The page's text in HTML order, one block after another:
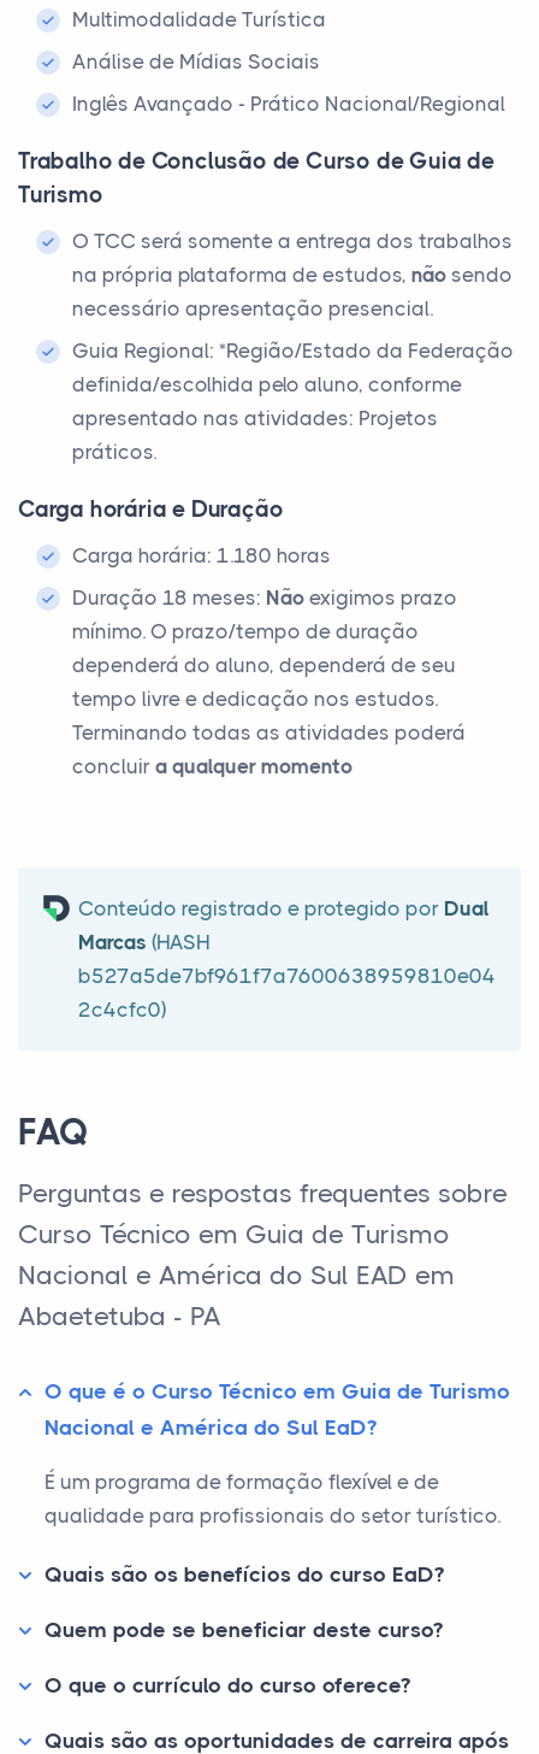
Multimodalidade Turística
Análise de Mídias Sociais
Inglês Avançado - Prático Nacional/Regional
Trabalho de Conclusão de Curso de Guia de
Turismo
O TCC será somente a entrega dos trabalhos
na própria plataforma de estudos, não sendo
necessário apresentação presencial.
Guia Regional: *Região/Estado da Federação
definida/escolhida pelo aluno, conforme
apresentado nas atividades: Projetos
práticos.
Carga horária e Duração
Carga horária: 1.180 horas
Duração 18 meses: Não exigimos prazo
mínimo. O prazo/tempo de duração
dependerá do aluno, dependerá de seu
tempo livre e dedicação nos estudos.
Terminando todas as atividades poderá
concluir a qualquer momento
Conteúdo registrado e protegido por Dual
Marcas (HASH
b527a5de7bf961f7a7600638959810e04
2c4cfc0)
FAQ
Perguntas e respostas frequentes sobre
Curso Técnico em Guia de Turismo
Nacional e América do Sul EAD em
Abaetetuba - PA
O que é o Curso Técnico em Guia de Turismo
Nacional e América do Sul EaD?
É um programa de formação flexível e de
qualidade para profissionais do setor turístico.
Quais são os benefícios do curso EaD?
Quem pode se beneficiar deste curso?
O que o currículo do curso oferece?
Quais são as oportunidades de carreira após